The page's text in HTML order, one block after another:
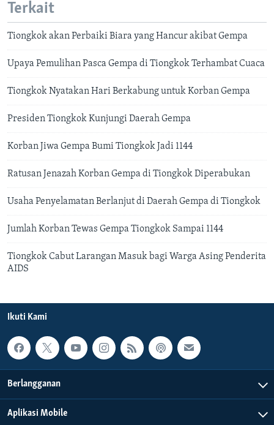
Terkait
Tiongkok akan Perbaiki Biara yang Hancur akibat Gempa
Upaya Pemulihan Pasca Gempa di Tiongkok Terhambat Cuaca
Tiongkok Nyatakan Hari Berkabung untuk Korban Gempa
Presiden Tiongkok Kunjungi Daerah Gempa
Korban Jiwa Gempa Bumi Tiongkok Jadi 1144
Ratusan Jenazah Korban Gempa di Tiongkok Diperabukan
Usaha Penyelamatan Berlanjut di Daerah Gempa di Tiongkok
Jumlah Korban Tewas Gempa Tiongkok Sampai 1144
Tiongkok Cabut Larangan Masuk bagi Warga Asing Penderita
AIDS
Ikuti Kami
Berlangganan
Aplikasi Mobile